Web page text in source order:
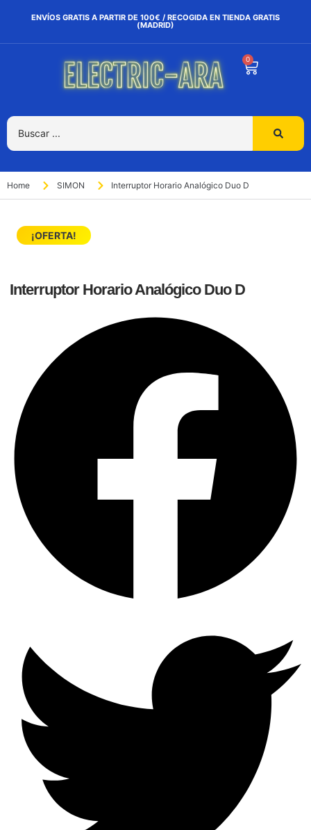
ENVÍOS GRATIS A PARTIR DE 100€ / RECOGIDA EN TIENDA GRATIS
(MADRID)
0
Home SIMON Interruptor Horario Analógico Duo D
¡OFERTA!
Interruptor Horario Analógico Duo D